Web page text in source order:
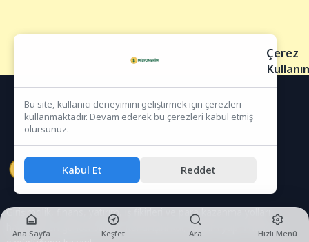
Girişimcilik, finans, yatırım, iş fikirleri ve para kazanma yolları
hakkında en güncel bilgiler. Kendi işini kur, yatırım yap, finansal
Ana Sayfa Keşfet Ara Hızlı Menü
Çerez
Bu site, kullanıcı deneyimini geliştirmek için çerezleri
kullanmaktadır. Devam ederek bu çerezleri kabul etmiş
olursunuz.
Kabul Et Reddet